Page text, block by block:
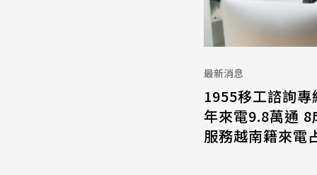
最新消息
1955移工諮詢專
年來電9.8萬通 8
服務越南籍來電